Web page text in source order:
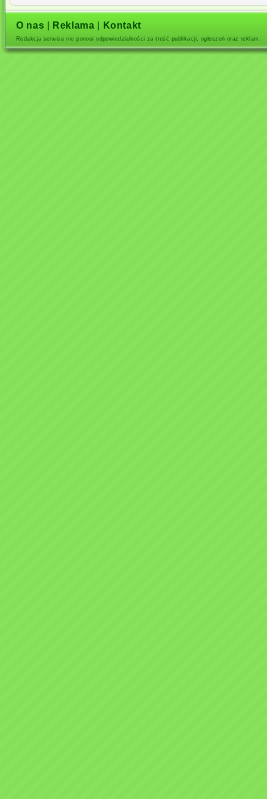
O nas Reklama Kontakt
Redakcja serwisu nie ponosi odpowiedzialności za treść publikacji, ogłoszeń oraz reklam.